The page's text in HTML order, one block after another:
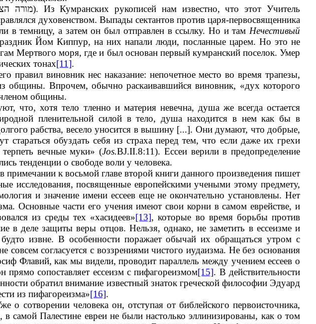
מורה). Из Кумранских рукописей нам известно, что этот Учитель
духовенством. Выпады сектантов против царя-первосвященника
в темницу, а затем он был отправлен в ссылку. Но и там Нечестивый
Йом Киппур, на них напали люди, посланные царем. Но это не
Мертвого моря, где и был основан первый кумранский поселок. Умер
тонах[11].
правил виновник нес наказание: непочетное место во время трапезы,
общины. Впрочем, обычно раскаивавшийся виновник, «дух которого
членом общины.
что, хотя тело тленно и материя невечна, душа же всегда остается
пленительной силой в тело, душа находится в нем как бы в
рабства, весело уносится в вышину [...]. Они думают, что добрые,
обуздать себя из страха перед тем, что если даже их грехи
вечные муки» (Jos.BJ.II.8:11). Ессеи верили в предопределение
тенденции о свободе воли у человека.
к восьмой главе второй книги данного произведения пишет
исследования, посвященные европейскими учеными этому предмету,
и значение имени ессеев еще не окончательно установлены. Нет
Основные части его учения имеют свои корни в самом еврействе, и
из cреды тех «хасидеев»[13], которые во время борьбы против
в деле защиты веры отцов. Нельзя, однако, не заметить в ессеизме и
извне. В особенности поражает обычай их обращаться утром с
совсем согласуется с воззрениями чистого иудаизма. Не без основания
Флавий, как мы видели, проводит параллель между учением ессеев о
прямо сопоставляет ессеизм с пифагореизмом[15]. В действительности
обратил внимание известный знаток греческой философии Эдуард
из пифагореизма»[16].
сотворении человека он, отступая от библейского первоисточника,
самой Палестине евреи не были настолько эллинизированы, как о том